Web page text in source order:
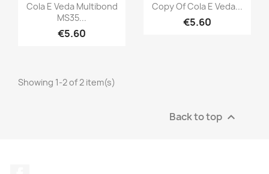
Cola E Veda Multibond
MS35...
€5.60
Copy Of Cola E Veda...
€5.60
Showing 1-2 of 2 item(s)
Back to top 